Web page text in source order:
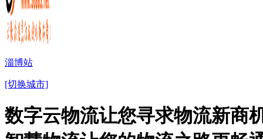
淄博站
[切换城市]
数字云物流让您寻求物流新商